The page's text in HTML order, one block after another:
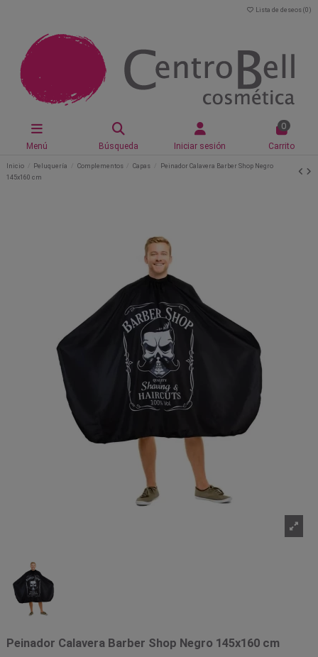
Lista de deseos (0 )
Menú Búsqueda Iniciar sesión
0
Carrito
Inicio Peluquería Complementos Capas
Peinador Calavera Barber Shop Negro
145x160 cm
Peinador Calavera Barber Shop Negro 145x160 cm